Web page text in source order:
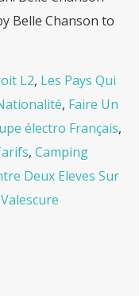
L2, Les Pays Qui
, Faire Un
électro Français,
, Camping
Deux Eleves Sur